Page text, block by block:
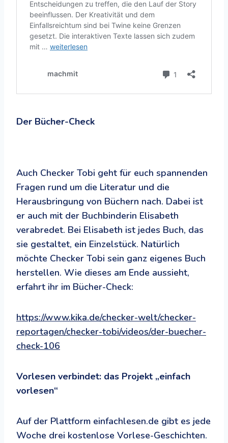
Der Bücher-Check
Auch Checker Tobi geht für euch spannenden
Fragen rund um die Literatur und die
Herausbringung von Büchern nach. Dabei ist
er auch mit der Buchbinderin Elisabeth
verabredet. Bei Elisabeth ist jedes Buch, das
sie gestaltet, ein Einzelstück. Natürlich
möchte Checker Tobi sein ganz eigenes Buch
herstellen. Wie dieses am Ende aussieht,
erfahrt ihr im Bücher-Check:
https://www.kika.de/checker-welt/checker-
reportagen/checker-tobi/videos/der-buecher-
check-106
Vorlesen verbindet: das Projekt „einfach
vorlesen“
Auf der Plattform einfachlesen.de gibt es jede
Woche drei kostenlose Vorlese-Geschichten.